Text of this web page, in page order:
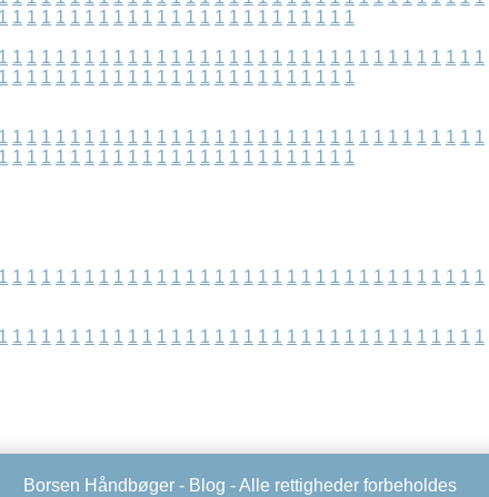
1 1 1 1 1 1 1 1 1 1 1 1 1 1 1 1 1 1 1 1 1 1 1 1 1
1 1 1 1 1 1 1 1 1 1 1 1 1 1 1 1 1 1 1 1 1 1 1 1 1 1 1 1 1 1 1 1 1 1
1 1 1 1 1 1 1 1 1 1 1 1 1 1 1 1 1 1 1 1 1 1 1 1 1
1 1 1 1 1 1 1 1 1 1 1 1 1 1 1 1 1 1 1 1 1 1 1 1 1 1 1 1 1 1 1 1 1 1
1 1 1 1 1 1 1 1 1 1 1 1 1 1 1 1 1 1 1 1 1 1 1 1 1
1 1 1 1 1 1 1 1 1 1 1 1 1 1 1 1 1 1 1 1 1 1 1 1 1 1 1 1 1 1 1 1 1 1
1 1 1 1 1 1 1 1 1 1 1 1 1 1 1 1 1 1 1 1 1 1 1 1 1 1 1 1 1 1 1 1 1 1
Borsen Håndbøger - Blog - Alle rettigheder forbeholdes